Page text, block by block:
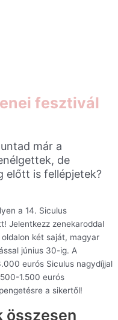
fesztivál
már a
de
előtt is fellépjetek?
a 14. Siculus
Jelentkezz zenekaroddal
oldalon két saját, magyar
június 30-ig. A
eurós Siculus nagydíjjal
1.500 eurós
a sikertől!
összesen